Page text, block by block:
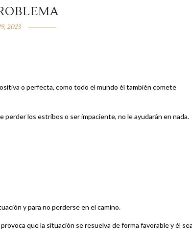
2023
o perfecta, como todo el mundo él también comete
perder los estribos o ser impaciente, no le ayudarán en nada.
y para no perderse en el camino.
que la situación se resuelva de forma favorable y él